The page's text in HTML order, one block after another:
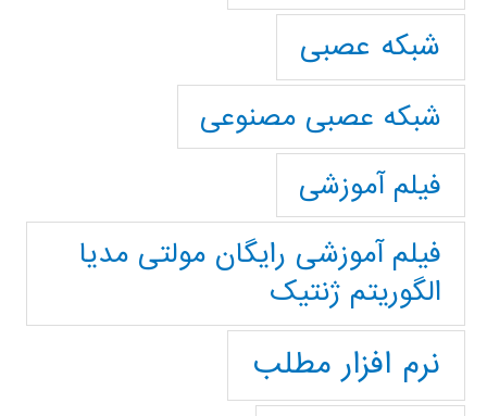
شبکه عصبی
شبکه عصبی مصنوعی
فیلم آموزشی
فیلم آموزشی رایگان مولتی مدیا
الگوریتم ژنتیک
نرم افزار مطلب